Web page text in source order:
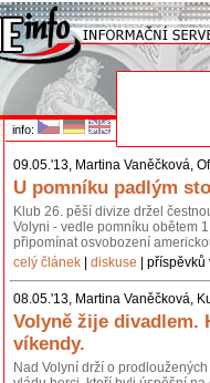
info:
09.05.'13, Martina Vaněčková,
U pomníku padlým
Klub 26. pěší divize držel
Volyni - vedle pomníku obětem
připomínat osvobození
celý článek
diskuse |
08.05.'13, Martina Vaněčková,
Volyně žije divadlem.
víkendy.
Nad Volyní drží o